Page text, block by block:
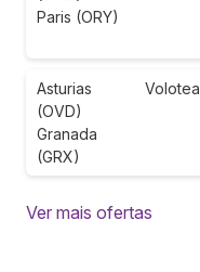
Paris (ORY)
Asturias
(OVD)
Granada
(GRX)
Volotea
Ver mais ofertas